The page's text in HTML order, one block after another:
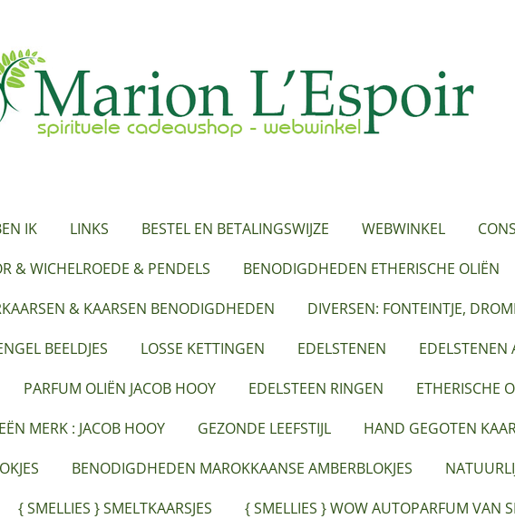
IK LINKS BESTEL EN BETALINGSWIJZE WEBWINKEL
& WICHELROEDE & PENDELS
BENODIGDHEDEN ETHERISCHE OLIËN
& KAARSEN BENODIGDHEDEN
DIVERSEN: FONTEINTJE,
BEELDJES LOSSE KETTINGEN EDELSTENEN
PARFUM OLIËN JACOB HOOY EDELSTEEN RINGEN
ETHERISCHE
MERK : JACOB HOOY
GEZONDE LEEFSTIJL
HAND GEGOTEN
BENODIGDHEDEN MAROKKAANSE AMBERBLOKJES
{ SMELLIES } SMELTKAARSJES
{ SMELLIES } WOW AUTOPARFUM VAN